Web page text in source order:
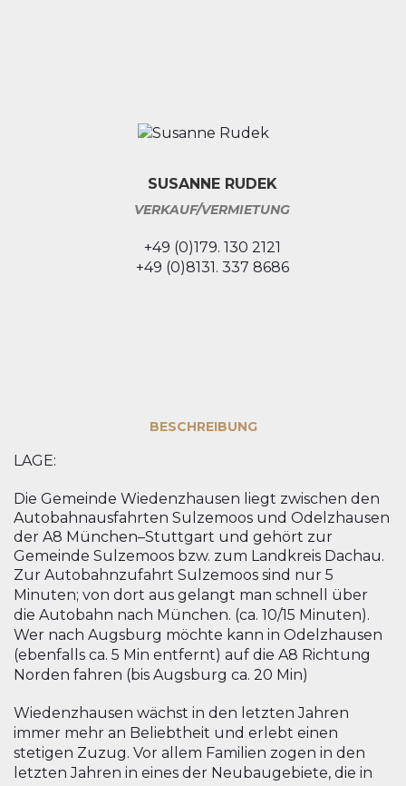
SUSANNE RUDEK
VERKAUF/VERMIETUNG
+49 (0)179. 130 2121
+49 (0)8131. 337 8686
BESCHREIBUNG
LAGE:
Die Gemeinde Wiedenzhausen liegt zwischen den
Autobahnausfahrten Sulzemoos und Odelzhausen
der A8 München–Stuttgart und gehört zur
Gemeinde Sulzemoos bzw. zum Landkreis Dachau.
Zur Autobahnzufahrt Sulzemoos sind nur 5
Minuten; von dort aus gelangt man schnell über
die Autobahn nach München. (ca. 10/15 Minuten).
Wer nach Augsburg möchte kann in Odelzhausen
(ebenfalls ca. 5 Min entfernt) auf die A8 Richtung
Norden fahren (bis Augsburg ca. 20 Min)
Wiedenzhausen wächst in den letzten Jahren
immer mehr an Beliebtheit und erlebt einen
stetigen Zuzug. Vor allem Familien zogen in den
letzten Jahren in eines der Neubaugebiete, die in